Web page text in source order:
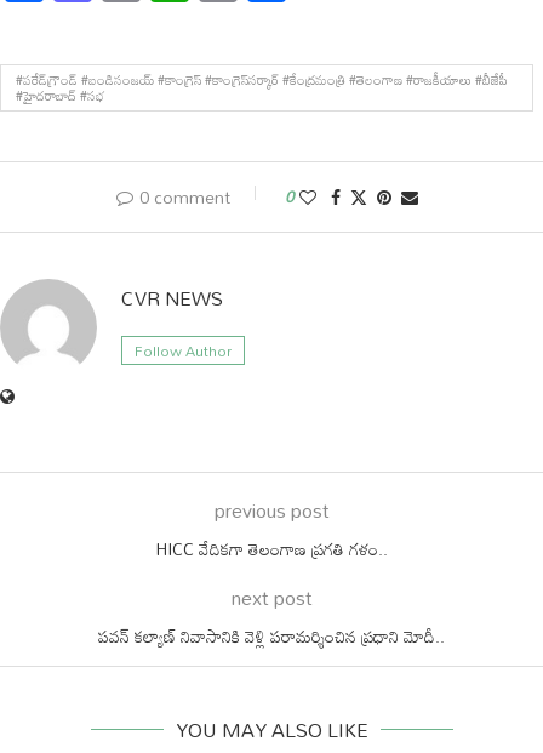
Link
#పరేడ్‌గ్రౌండ్ #బండిసంజయ్ #కాంగ్రెస్ #కాంగ్రెస్‌సర్కార్ #కేంద్రమంత్రి #తెలంగాణ #రాజకీయాలు #బీజేపీ
#హైదరాబాద్ #సభ
0 comment 0
CVR NEWS
Follow Author
previous post
HICC వేదికగా తెలంగాణ ప్రగతి గళం..
next post
పవన్ కల్యాణ్ నివాసానికి వెళ్లి పరామర్శించిన ప్రధాని మోదీ..
YOU MAY ALSO LIKE